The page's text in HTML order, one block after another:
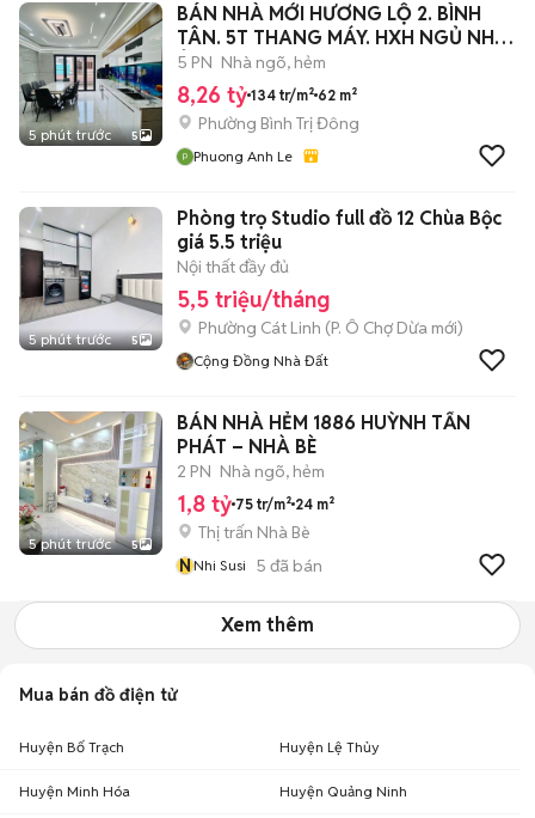
5 phút trước 5
BÁN NHÀ MỚI HƯƠNG LỘ 2. BÌNH
TÂN. 5T THANG MÁY. HXH NGỦ NHÀ.
Ở NGAY
5 PN Nhà ngõ, hẻm
8,26 tỷ 134 tr/m² 62 m²
Phường Bình Trị Đông
Phuong Anh Le
5 phút trước 5
Phòng trọ Studio full đồ 12 Chùa Bộc
giá 5.5 triệu
Nội thất đầy đủ
5,5 triệu/tháng
Phường Cát Linh (P. Ô Chợ Dừa mới)
Cộng Đồng Nhà Đất
5 phút trước 5
BÁN NHÀ HẺM 1886 HUỲNH TẤN
PHÁT – NHÀ BÈ
2 PN Nhà ngõ, hẻm
1,8 tỷ 75 tr/m² 24 m²
Thị trấn Nhà Bè
NNhi Susi 5 đã bán
Xem thêm
Mua bán đồ điện tử
Huyện Bố Trạch Huyện Lệ Thủy
Huyện Minh Hóa Huyện Quảng Ninh